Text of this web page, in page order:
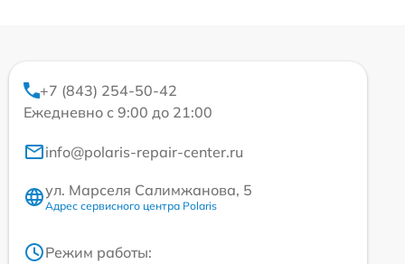
+7 (843) 254-50-42
Ежедневно с 9:00 до 21:00
info@polaris-repair-center.ru
ул. Марселя Салимжанова, 5
Адрес сервисного центра Polaris
Режим работы: